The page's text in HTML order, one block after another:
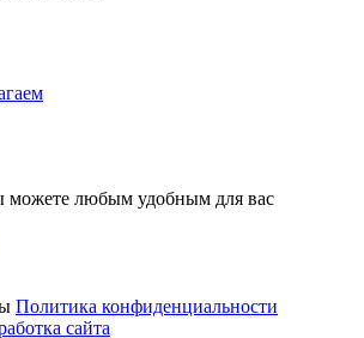
можете любым удобным для вас
Политика конфиденциальности
сайта